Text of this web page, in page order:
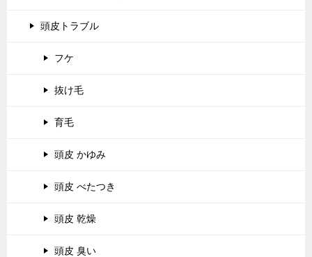
頭皮トラブル
フケ
抜け毛
育毛
頭皮 かゆみ
頭皮 べたつき
頭皮 乾燥
頭皮 臭い